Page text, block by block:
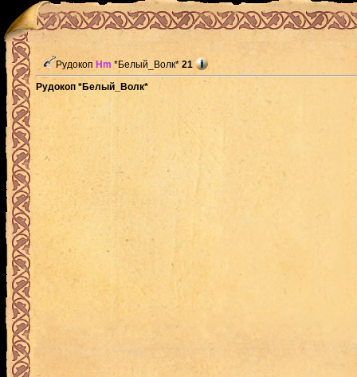
Рудокоп Hm *Белый_Волк* 21
Рудокоп *Белый_Волк*